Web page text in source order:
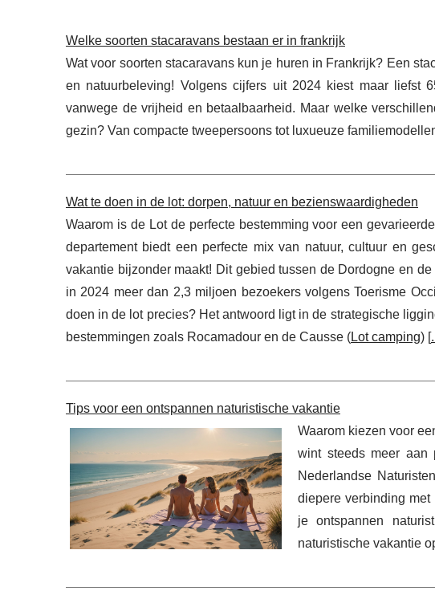
Welke soorten stacaravans bestaan er in frankrijk
Wat voor soorten stacaravans kun je huren in Frankrijk? Een
en natuurbeleving! Volgens cijfers uit 2024 kiest maar liefst
vanwege de vrijheid en betaalbaarheid. Maar welke
gezin? Van compacte tweepersoons tot luxueuze
Wat te doen in de lot: dorpen, natuur en bezienswaardigheden
Waarom is de Lot de perfecte bestemming voor een
departement biedt een perfecte mix van natuur, cultuur en
vakantie bijzonder maakt! Dit gebied tussen de Dordogne en de
in 2024 meer dan 2,3 miljoen bezoekers volgens Toerisme
doen in de lot precies? Het antwoord ligt in de strategische
bestemmingen zoals Rocamadour en de Causse (Lot camping) [
Tips voor een ontspannen naturistische vakantie
Waarom kiezen voor
wint steeds meer aan
Nederlandse
diepere verbinding
je ontspannen
naturistische vakantie